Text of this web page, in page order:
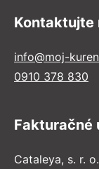
Kontaktujte
info@moj-
0910 378 830
Fakturačné
Cataleya, s. r. o.